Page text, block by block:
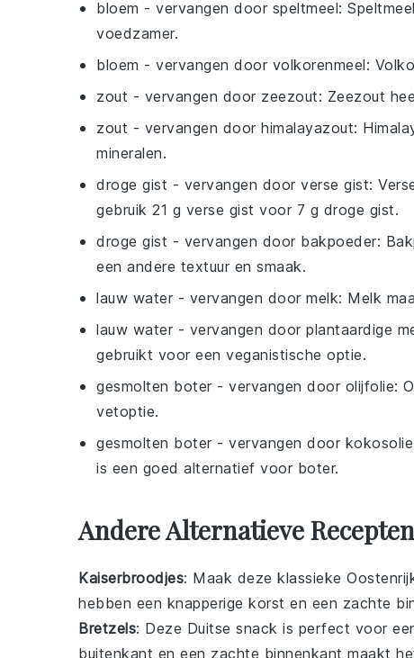
bloem - vervangen door speltmeel:
voedzamer.
bloem - vervangen door volkorenmeel:
zout - vervangen door zeezout: Zeezout
zout - vervangen door himalayazout:
mineralen.
droge gist - vervangen door verse gist:
gebruik 21 g verse gist voor 7 g droge gist.
droge gist - vervangen door bakpoeder:
een andere textuur en smaak.
lauw water - vervangen door melk: Melk
lauw water - vervangen door plantaardige
gebruikt voor een veganistische optie.
gesmolten boter - vervangen door olijfolie:
vetoptie.
gesmolten boter - vervangen door kokosolie
is een goed alternatief voor boter.
Andere Alternatieve
Kaiserbroodjes: Maak deze klassieke
hebben een knapperige korst en een zachte
Bretzels: Deze Duitse snack is perfect voor
buitenkant en een zachte binnenkant maakt